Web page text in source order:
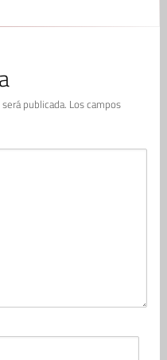
publicada. Los campos